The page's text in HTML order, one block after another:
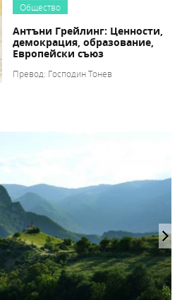
Общество
Антъни Грейлинг: Ценности,
демокрация, образование,
Европейски съюз
Превод: Господин Тонев